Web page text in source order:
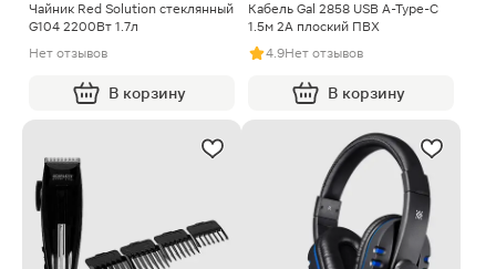
Чайник Red Solution стеклянный
G104 2200Вт 1.7л
Нет отзывов
В корзину
Кабель Gal 2858 USB A-Type-C
1.5м 2А плоский ПВХ
4.9Нет отзывов
В корзину